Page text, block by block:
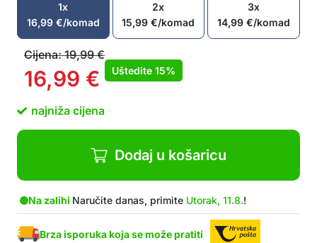
1x
16,99 €/komad
2x
15,99€/komad
3x
14,99€/komad
Cijena:19,99€
16,99 € Uštedite 15%
najniža cijena
Dodaj u košaricu
Na zalihi Naručite danas, primite Utorak, 11.8.!
Brza isporuka koja se može pratiti